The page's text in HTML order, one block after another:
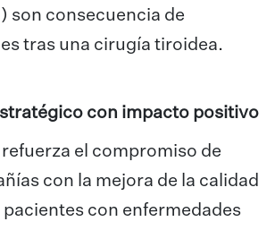
son consecuencia de
tras una cirugía tiroidea.
con impacto positivo
el compromiso de
con la mejora de la calidad
pacientes con enfermedades